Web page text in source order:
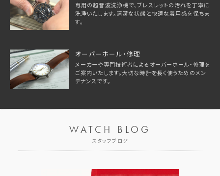
専用の超音波洗浄機で、ブレスレットの汚れを丁寧に
洗浄いたします。清潔な状態と快適な着用感を保ちま
す。
オーバーホール・修理
メーカーや専門技術者によるオーバーホール・修理を
ご案内いたします。大切な時計を長く使うためのメン
テナンスです。
WATCH BLOG
スタッフブログ